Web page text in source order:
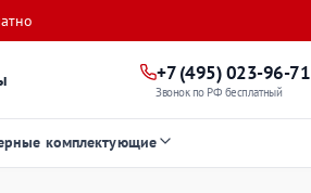
+7 (495) 023-96-71
Звонок по РФ бесплатный
комплектующие